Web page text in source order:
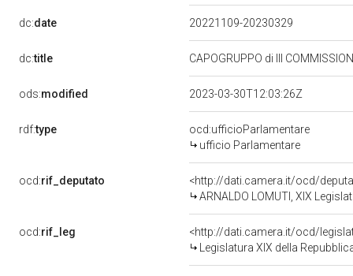
dc:date 20221109-20230329
dc:title CAPOGRUPPO di III
ods:modified 2023-03-30T12:03:26Z
rdf:type
ocd:ufficioParlamentare
ufficio Parlamentare
ocd:rif_deputato
<http://dati.camera.it/ocd/
ARNALDO LOMUTI, XIX
ocd:rif_leg
<http://dati.camera.it/ocd/
Legislatura XIX della